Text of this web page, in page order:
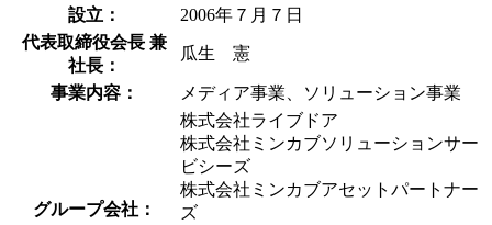
設立：
2006年７月７日
代表取締役会長 兼
社長：
瓜生 憲
事業内容： メディア事業、ソリューション事業
グループ会社：
株式会社ライブドア
株式会社ミンカブソリューションサー
ビシーズ
株式会社ミンカブアセットパートナー
ズ